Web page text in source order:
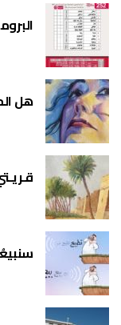
هل